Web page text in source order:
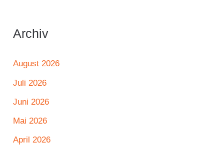
Archiv
August 2026
Juli 2026
Juni 2026
Mai 2026
April 2026